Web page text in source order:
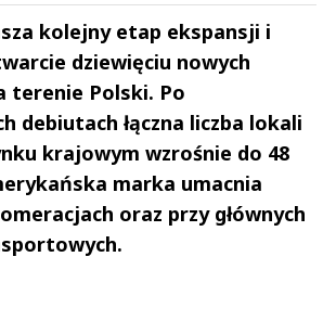
kolejny etap ekspansji i
dziewięciu nowych
terenie Polski. Po
debiutach łączna liczba lokali
krajowym wzrośnie do 48
marka umacnia
oraz przy głównych